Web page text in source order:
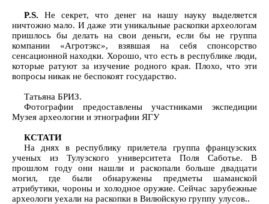
P.S. Не секрет, что денег на нашу науку выделяется
ничтожно мало. И даже эти уникальные раскопки археологам
пришлось бы делать на свои деньги, если бы не группа
компании «Агротэкс», взявшая на себя спонсорство
сенсационной находки. Хорошо, что есть в республике люди,
которые ратуют за изучение родного края. Плохо, что эти
вопросы никак не беспокоят государство.
Татьяна БРИЗ.
Фотографии предоставлены участниками экспедиции
Музея археологии и этнографии ЯГУ
КСТАТИ
На днях в республику прилетела группа французских
ученых из Тулузского университета Поля Саботье. В
прошлом году они нашли и раскопали больше двадцати
могил, где были обнаружены предметы шаманской
атрибутики, чороны и холодное оружие. Сейчас зарубежные
археологи уехали на раскопки в Вилюйскую группу улусов..